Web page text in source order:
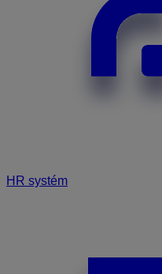
HR systém